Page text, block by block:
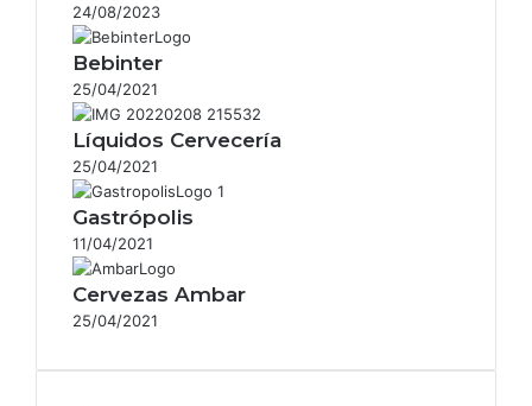
24/08/2023
Bebinter
25/04/2021
Líquidos Cervecería
25/04/2021
Gastrópolis
11/04/2021
Cervezas Ambar
25/04/2021